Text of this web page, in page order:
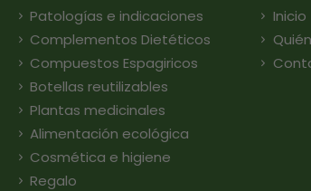
Patologías e indicaciones
Complementos Dietéticos
Compuestos Espagiricos
Botellas reutilizables
Plantas medicinales
Alimentación ecológica
Cosmética e higiene
Regalo
Inicio